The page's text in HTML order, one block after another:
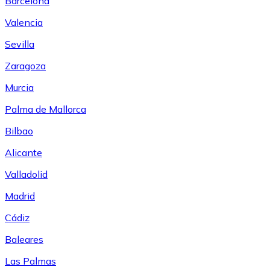
Valencia
Sevilla
Zaragoza
Murcia
Palma de Mallorca
Bilbao
Alicante
Valladolid
Madrid
Cádiz
Baleares
Las Palmas